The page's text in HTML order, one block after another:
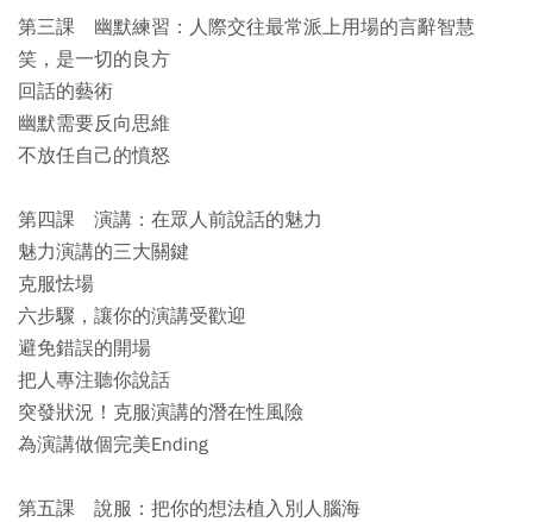
第三課 幽默練習：人際交往最常派上用場的言辭智慧
笑，是一切的良方
回話的藝術
幽默需要反向思維
不放任自己的憤怒
第四課 演講：在眾人前說話的魅力
魅力演講的三大關鍵
克服怯場
六步驟，讓你的演講受歡迎
避免錯誤的開場
把人專注聽你說話
突發狀況！克服演講的潛在性風險
為演講做個完美Ending
第五課 說服：把你的想法植入別人腦海